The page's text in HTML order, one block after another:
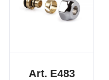
Art. E483